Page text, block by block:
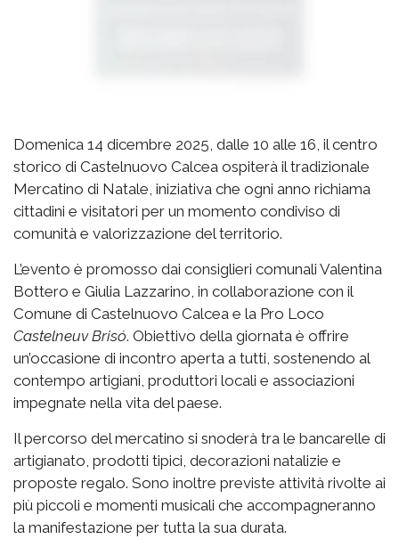
Domenica 14 dicembre 2025, dalle 10 alle 16, il centro
storico di Castelnuovo Calcea ospiterà il tradizionale
Mercatino di Natale, iniziativa che ogni anno richiama
cittadini e visitatori per un momento condiviso di
comunità e valorizzazione del territorio.
L’evento è promosso dai consiglieri comunali Valentina
Bottero e Giulia Lazzarino, in collaborazione con il
Comune di Castelnuovo Calcea e la Pro Loco
Castelneuv Brisó. Obiettivo della giornata è offrire
un’occasione di incontro aperta a tutti, sostenendo al
contempo artigiani, produttori locali e associazioni
impegnate nella vita del paese.
Il percorso del mercatino si snoderà tra le bancarelle di
artigianato, prodotti tipici, decorazioni natalizie e
proposte regalo. Sono inoltre previste attività rivolte ai
più piccoli e momenti musicali che accompagneranno
la manifestazione per tutta la sua durata.